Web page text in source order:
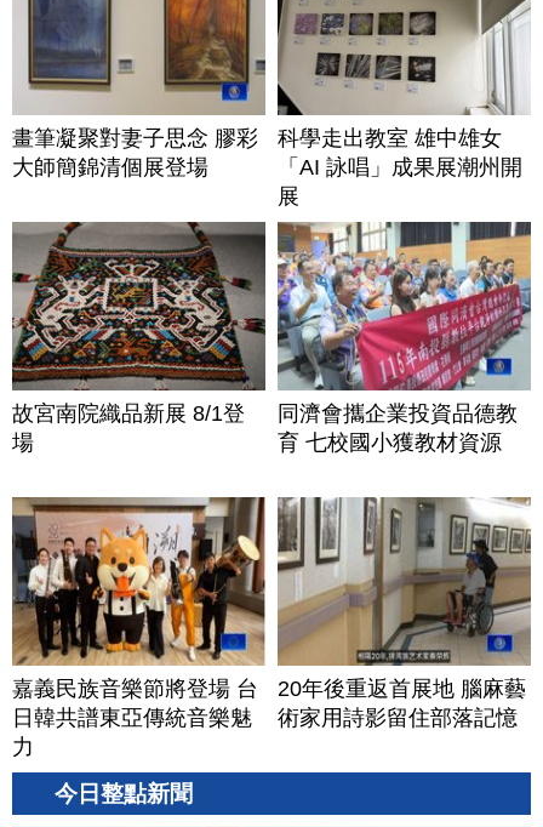
畫筆凝聚對妻子思念 膠彩
大師簡錦清個展登場
科學走出教室 雄中雄女
「AI 詠唱」成果展潮州開
展
故宮南院織品新展 8/1登
場
同濟會攜企業投資品德教
育 七校國小獲教材資源
嘉義民族音樂節將登場 台
日韓共譜東亞傳統音樂魅
力
20年後重返首展地 腦麻藝
術家用詩影留住部落記憶
今日整點新聞